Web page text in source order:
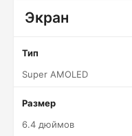
Экран
Тип
Super AMOLED
Размер
6.4 дюймов